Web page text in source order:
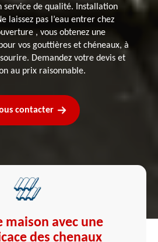
service de qualité. Installation
laissez pas l’eau entrer chez
, vous obtenez une
vos gouttières et chéneaux, à
Demandez votre devis et
au prix raisonnable.
contacter
maison avec une
des chenaux